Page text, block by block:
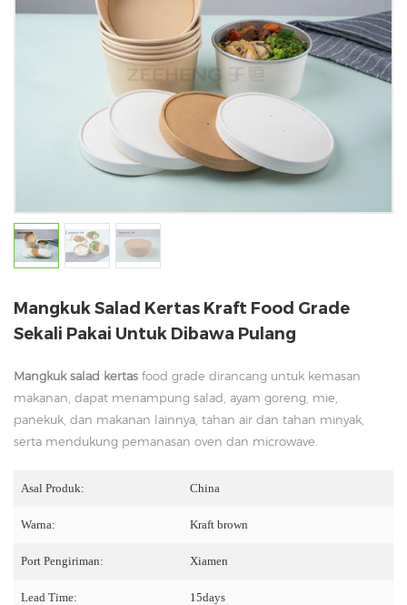
Mangkuk Salad Kertas Kraft Food Grade
Sekali Pakai Untuk Dibawa Pulang
Mangkuk salad kertas food grade dirancang untuk kemasan
makanan, dapat menampung salad, ayam goreng, mie,
panekuk, dan makanan lainnya, tahan air dan tahan minyak,
serta mendukung pemanasan oven dan microwave.
Asal Produk: China
Warna: Kraft brown
Port Pengiriman: Xiamen
Lead Time: 15days